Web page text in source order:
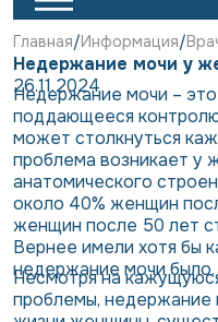
Главная Информация
Недержание мочи у
26.11.2024
Недержание мочи –
поддающееся
может столкнуться
проблема возникает у
анатомического
около 40% женщин
женщин после 50 лет
Вернее имели хотя бы
недержание мочи было.
Несмотря на
проблемы, недержание